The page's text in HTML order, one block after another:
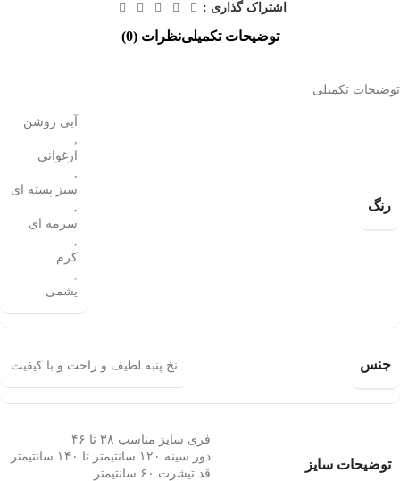
اشتراک گذاری :
توضیحات تکمیلینظرات (0)
توضیحات تکمیلی
رنگ
آبی روشن
,
ارغوانی
,
سبز پسته ای
,
سرمه ای
,
کرم
,
یشمی
جنس نخ پنبه لطیف و راحت و با کیفیت
توضیحات سایز
فری سایز مناسب ۳۸ تا ۴۶
دور سینه ۱۲۰ سانتیمتر تا ۱۴۰ سانتیمتر
قد تیشرت ۶۰ سانتیمتر